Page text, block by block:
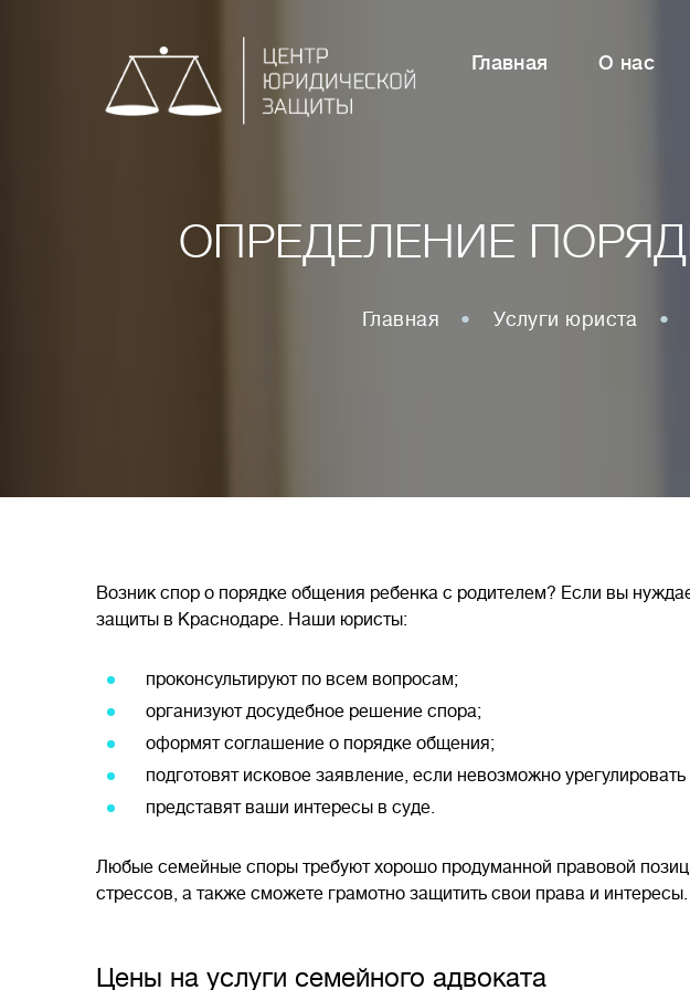
Главная О нас
ОПРЕДЕЛЕНИЕ
Главная Услуги юриста
Возник спор о порядке общения ребенка с родителем? Если вы
защиты в Краснодаре. Наши юристы:
проконсультируют по всем вопросам;
организуют досудебное решение спора;
оформят соглашение о порядке общения;
подготовят исковое заявление, если невозможно
представят ваши интересы в суде.
Любые семейные споры требуют хорошо продуманной правовой
стрессов, а также сможете грамотно защитить свои права и интересы.
Цены на услуги семейного адвоката